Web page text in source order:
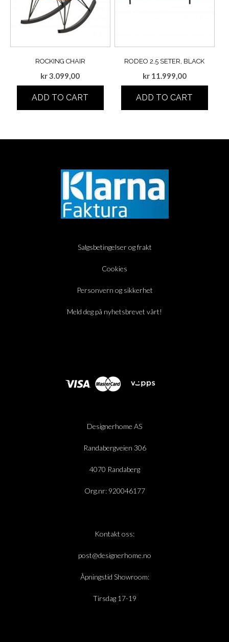
ROCKING CHAIR
kr3.099,00
ADD TO CART
RODEO 2,5 SETER, BLACK
kr11.999,00
ADD TO CART
Salgsbetingelser og frakt
Cookies
Personvern og sikkerhet
Meld deg på nyhetsbrevet vårt!
Designerhome AS
Randabergveien 306
4070 Randaberg
Org.nr: 920046177
Kontakt oss:
post@designerhome.no
Åpningstid Showroom:
Tirsdag 17-19